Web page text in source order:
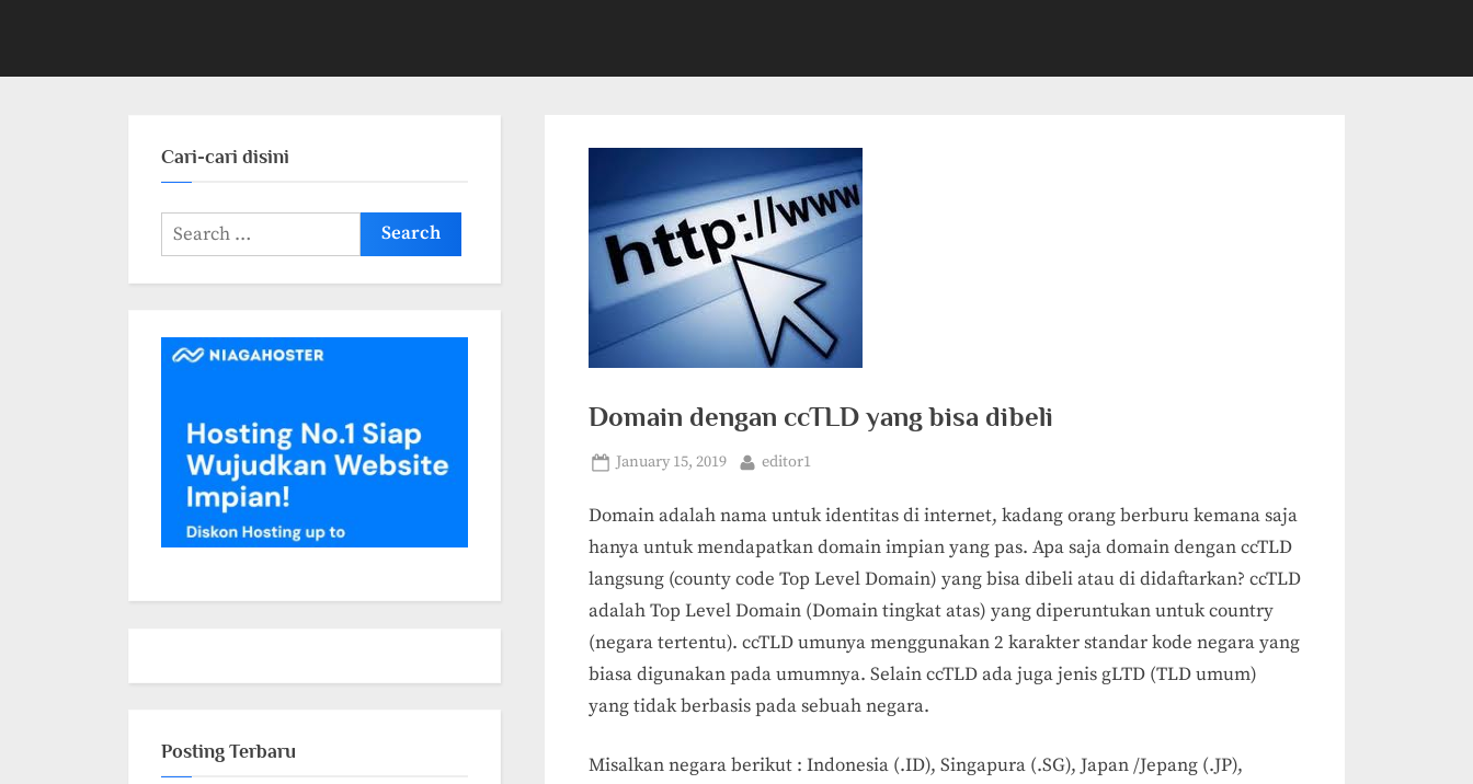
Domain dengan ccTLD yang bisa dibeli
Posted
January 15, 2019 By
editor1
Domain adalah nama untuk identitas di internet, kadang orang berburu kemana saja
hanya untuk mendapatkan domain impian yang pas. Apa saja domain dengan ccTLD
langsung (county code Top Level Domain) yang bisa dibeli atau di didaftarkan? ccTLD
adalah Top Level Domain (Domain tingkat atas) yang diperuntukan untuk country
(negara tertentu). ccTLD umunya menggunakan 2 karakter standar kode negara yang
biasa digunakan pada umumnya. Selain ccTLD ada juga jenis gLTD (TLD umum)
yang tidak berbasis pada sebuah negara.
Misalkan negara berikut : Indonesia (.ID), Singapura (.SG), Japan /Jepang (.JP),
Cari-cari disini
Search
for:
Posting Terbaru